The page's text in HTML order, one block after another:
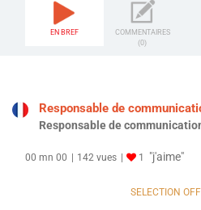
EN BREF
COMMENTAIRES
(0)
Responsable de
Responsable de
00 mn 00 142 vues 1 "j'aime"
SELECTION